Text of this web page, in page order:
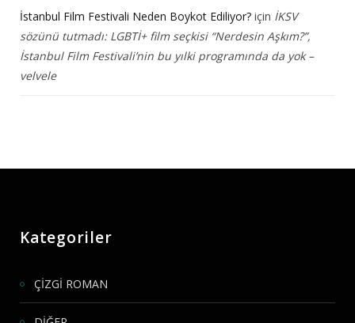
İstanbul Film Festivali Neden Boykot Ediliyor? için İKSV
sözünü tutmadı: LGBTİ+ film seçkisi “Nerdesin Aşkım?”,
İstanbul Film Festivali’nin bu yılki programında da yok –
velvele
Kategoriler
ÇİZGİ ROMAN